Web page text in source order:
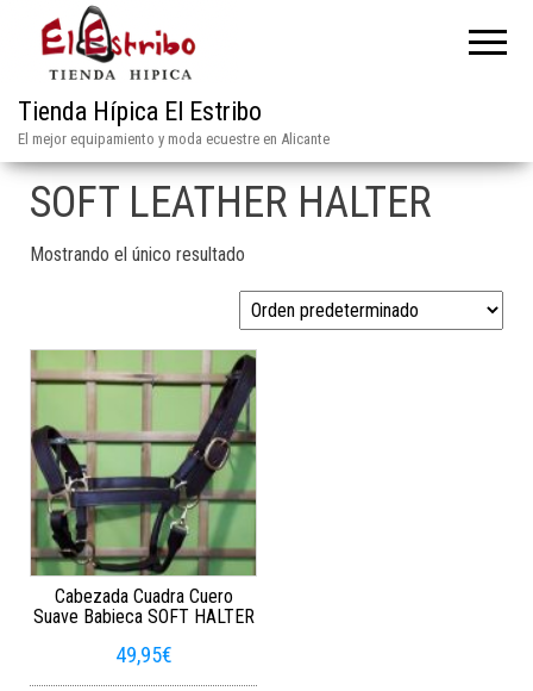
Tienda Hípica El Estribo
El mejor equipamiento y moda ecuestre en Alicante
SOFT LEATHER HALTER
Mostrando el único resultado
Cabezada Cuadra Cuero
Suave Babieca SOFT HALTER
49,95€